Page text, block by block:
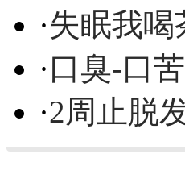
·失眠我喝
·口臭-口
·2周止脱